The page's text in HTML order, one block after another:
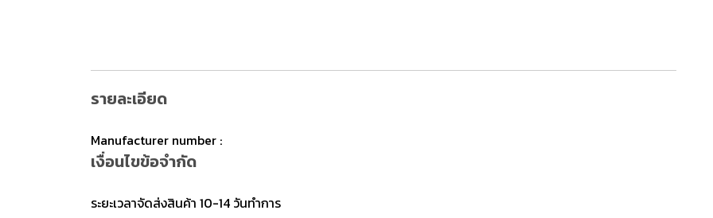
รายละเอียด
Manufacturer number :
เงื่อนไขข้อจำกัด
ระยะเวลาจัดส่งสินค้า 10-14 วันทำการ